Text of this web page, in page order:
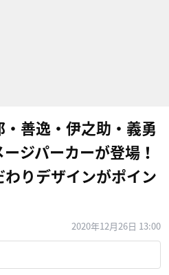
・善逸・伊之助・義勇
ジパーカーが登場！
わりデザインがポイン
2020年12月26日 13:00